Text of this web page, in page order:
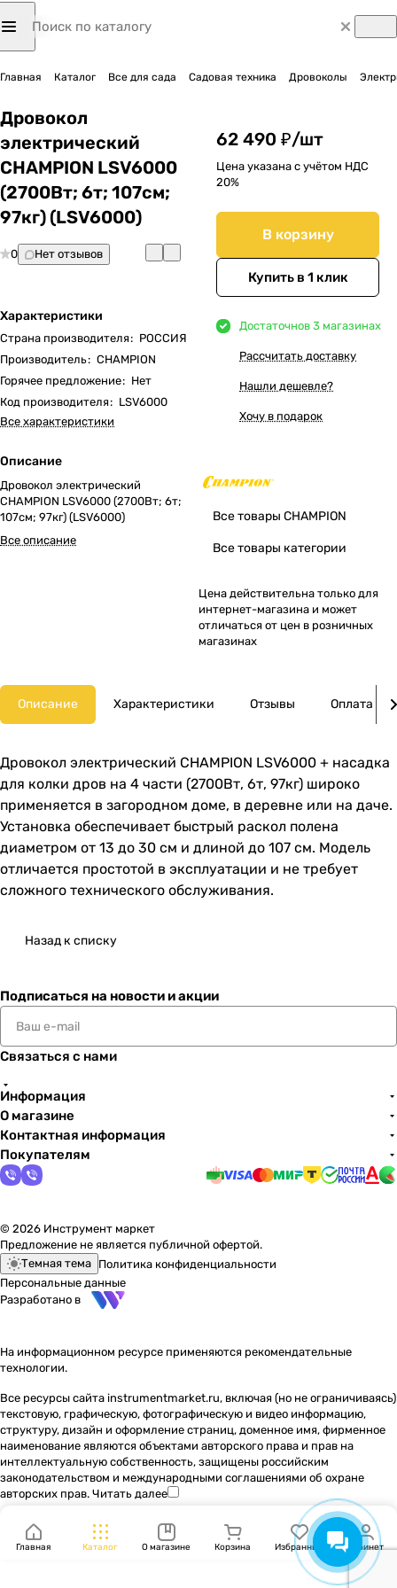
Главная Каталог Все для сада Садовая техника Дровоколы
Дровокол
электрический
CHAMPION LSV6000
(2700Вт; 6т; 107см;
97кг) (LSV6000)
0 Нет отзывов
Характеристики
Страна производителя: РОССИЯ
Производитель: CHAMPION
Горячее предложение: Нет
Код производителя: LSV6000
Все характеристики
Описание
Дровокол электрический
CHAMPION LSV6000 (2700Вт; 6т;
107см; 97кг) (LSV6000)
Все описание
62 490 ₽/шт
Цена указана с учётом НДС
20%
В корзину
Купить в 1 клик
Достаточнов 3 магазинах
Рассчитать доставку
Нашли дешевле?
Хочу в подарок
Все товары CHAMPION
Все товары категории
Цена действительна только для
интернет-магазина и может
отличаться от цен в розничных
магазинах
Описание Характеристики Отзывы Оплата
Дровокол электрический CHAMPION LSV6000 + насадка
для колки дров на 4 части (2700Вт, 6т, 97кг) широко
применяется в загородном доме, в деревне или на даче.
Установка обеспечивает быстрый раскол полена
диаметром от 13 до 30 см и длиной до 107 см. Модель
отличается простотой в эксплуатации и не требует
сложного технического обслуживания.
Назад к списку
Подписаться на новости и акции
Связаться с нами
Информация
О магазине
Контактная информация
Покупателям
© 2026 Инструмент маркет
Предложение не является публичной офертой.
Темная тема Политика конфиденциальности
Персональные данные
Разработано в
На информационном ресурсе применяются рекомендательные
технологии.
Все ресурсы сайта instrumentmarket.ru, включая (но не ограничиваясь)
текстовую, графическую, фотографическую и видео информацию,
структуру, дизайн и оформление страниц, доменное имя, фирменное
наименование являются объектами авторского права и прав на
интеллектуальную собственность, защищены российским
законодательством и международными соглашениями об охране
авторских прав. Читать далее
Главная Каталог О магазине Корзина Избранные Кабинет